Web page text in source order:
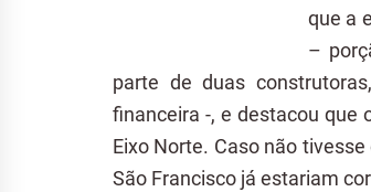
que a
–
parte de duas
financeira -, e destacou que
Eixo Norte. Caso não
São Francisco já estariam